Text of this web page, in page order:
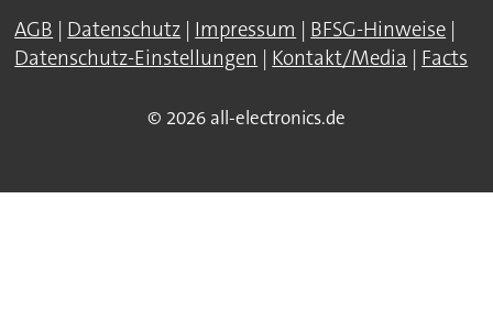
AGB | Datenschutz | Impressum | BFSG-Hinweise |
Datenschutz-Einstellungen | Kontakt/Media | Facts
© 2026 all-electronics.de